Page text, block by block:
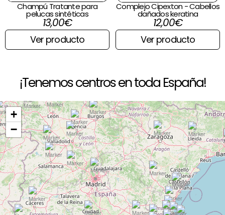
Champú Tratante para
pelucas sintéticas
13,00€
Ver producto
Complejo Cipexton - Cabellos
dañados keratina
12,00€
Ver producto
¡Tenemos centros en toda España!
+
−